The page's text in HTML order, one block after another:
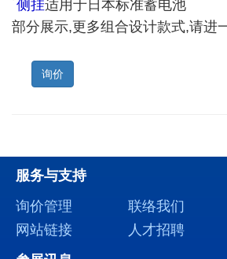
˙侧挂适用于日本标准蓄电池
部分展示,更多组合设计款式,请进
询价
服务与支持
询价管理
联络我们
网站链接
人才招聘